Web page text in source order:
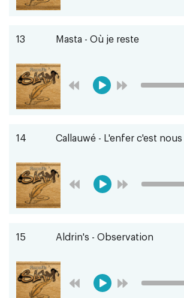
13 Masta - Où je reste
14 Callauwé - L'enfer c'est nous
15 Aldrin's - Observation